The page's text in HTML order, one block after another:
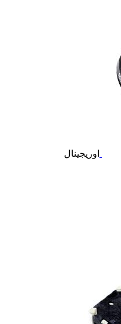
اوریجینال